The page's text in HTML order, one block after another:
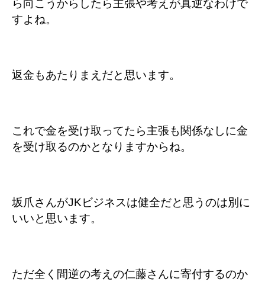
ら向こうからしたら主張や考えが真逆なわけで
すよね。
返金もあたりまえだと思います。
これで金を受け取ってたら主張も関係なしに金
を受け取るのかとなりますからね。
坂爪さんがJKビジネスは健全だと思うのは別に
いいと思います。
ただ全く間逆の考えの仁藤さんに寄付するのか